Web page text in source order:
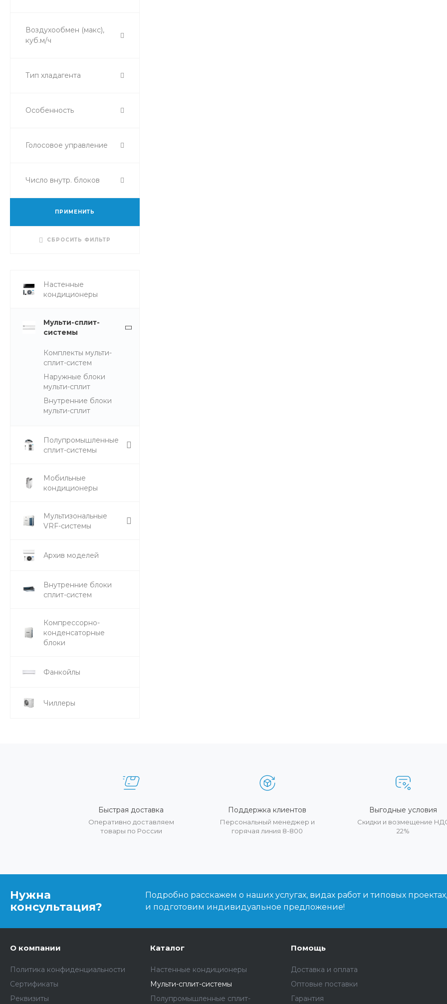
Воздухообмен (макс),
куб.м/ч
Тип хладагента
Особенность
Голосовое управление
Число внутр. блоков
ПРИМЕНИТЬ
СБРОСИТЬ ФИЛЬТР
Настенные
кондиционеры
Мульти-сплит-
системы
Комплекты мульти-
сплит-систем
Наружные блоки
мульти-сплит
Внутренние блоки
мульти-сплит
Полупромышленные
сплит-системы
Мобильные
кондиционеры
Мультизональные
VRF-системы
Архив моделей
Внутренние блоки
сплит-систем
Компрессорно-
конденсаторные
блоки
Фанкойлы
Чиллеры
Быстрая доставка
Оперативно доставляем
товары по России
Поддержка клиентов
Персональный менеджер и
горячая линия 8-800
Выгодные условия
Скидки и возмещение
22%
Нужна
консультация?
Подробно расскажем о наших услугах, видах работ и типовых
и подготовим индивидуальное предложение!
О компании
Политика конфиденциальности
Сертификаты
Реквизиты
Каталог
Настенные кондиционеры
Мульти-сплит-системы
Полупромышленные сплит-
Помощь
Доставка и оплата
Оптовые поставки
Гарантия